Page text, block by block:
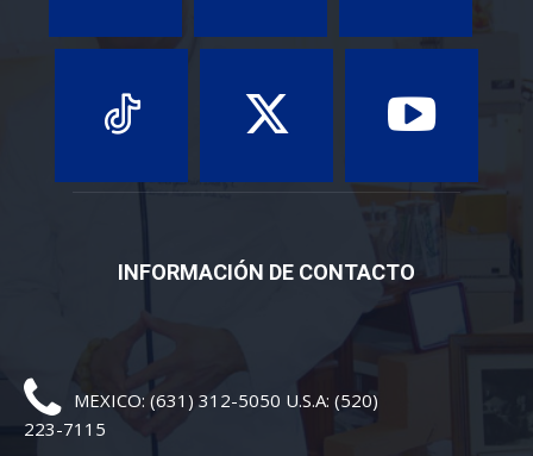
INFORMACIÓN DE CONTACTO
MEXICO: (631) 312-5050 U.S.A: (520)
223-7115